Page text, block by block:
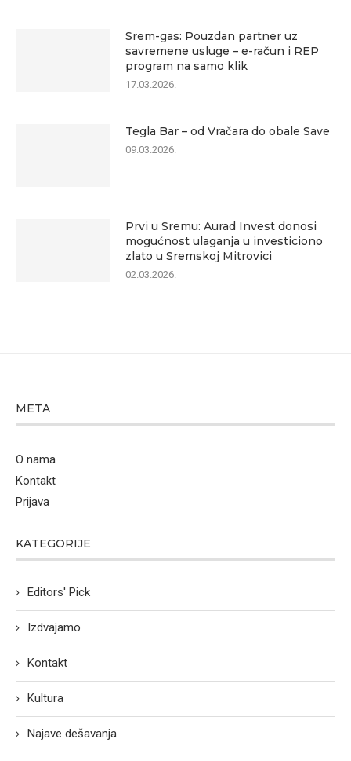
Srem-gas: Pouzdan partner uz
savremene usluge – e-račun i REP
program na samo klik
17.03.2026.
Tegla Bar – od Vračara do obale Save
09.03.2026.
Prvi u Sremu: Aurad Invest donosi
mogućnost ulaganja u investiciono
zlato u Sremskoj Mitrovici
02.03.2026.
META
O nama
Kontakt
Prijava
KATEGORIJE
Editors' Pick
Izdvajamo
Kontakt
Kultura
Najave dešavanja